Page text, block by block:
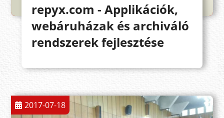
repyx.com - Applikációk,
webáruházak és archiváló
rendszerek fejlesztése
2017-07-18